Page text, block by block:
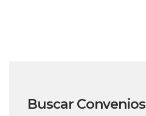
Buscar Convenios